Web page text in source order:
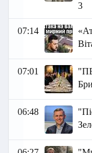
3
07:14
07:01
06:48